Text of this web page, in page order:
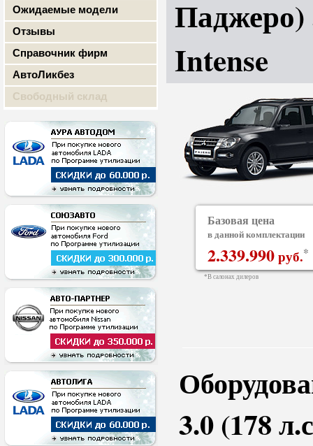
Ожидаемые модели
Отзывы
Справочник фирм
АвтоЛикбез
Свободный склад
Паджеро)
Intense
Базовая цена
в данной комплектации
2.339.990 руб.*
*В салонах дилеров
3.0 (178